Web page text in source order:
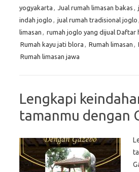
yogyakarta , Jual rumah limasan bakas ,
indah joglo , jual rumah tradisional joglo ,
limasan , rumah joglo yang dijual Daftar
Rumah kayu jati blora , Rumah limasan ,
Rumah limasan jawa
Lengkapi
tamanmu dengan